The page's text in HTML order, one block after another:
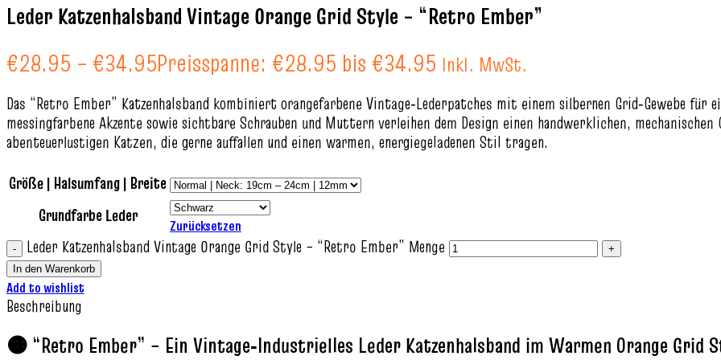
Leder Katzenhalsband Vintage Orange Grid Style – “Retro Ember”
€28.95 – €34.95Preisspanne: €28.95 bis €34.95 Inkl. MwSt.
Das “Retro Ember” Katzenhalsband kombiniert orangefarbene Vintage‑Lederpatches mit einem silbernen Grid‑Gewebe
messingfarbene Akzente sowie sichtbare Schrauben und Muttern verleihen dem Design einen handwerklichen,
abenteuerlustigen Katzen, die gerne auffallen und einen warmen, energiegeladenen Stil tragen.
Größe | Halsumfang | Breite
Grundfarbe Leder
Zurücksetzen
Leder Katzenhalsband Vintage Orange Grid Style – “Retro Ember” Menge
In den Warenkorb
Add to wishlist
Beschreibung
🟠 “Retro Ember” – Ein Vintage‑Industrielles Leder Katzenhalsband im Warmen Orange Grid